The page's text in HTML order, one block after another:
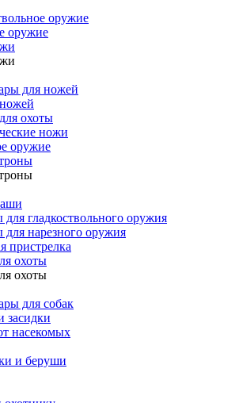
оружие
оружие
для ножей
охоты
ножи
оружие
гладкоствольного оружия
нарезного оружия
пристрелка
охоты
охоты
для собак
насекомых
и беруши